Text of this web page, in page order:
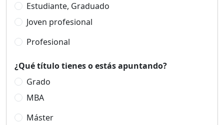
Estudiante, Graduado
Joven profesional
Profesional
¿Qué título tienes o estás apuntando?
Grado
MBA
Máster